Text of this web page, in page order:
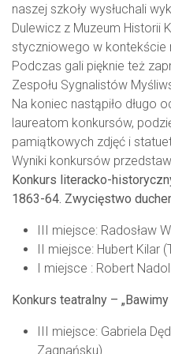
naszej szkoły wysłuchali
Dulewicz z Muzeum Historii
styczniowego w kontekście
Podczas gali pięknie też
Zespołu Sygnalistów
Na koniec nastąpiło długo
laureatom konkursów,
pamiątkowych zdjęć i
Wyniki konkursów
Konkurs literacko-
1863-64. Zwycięstwo
III miejsce: Radosław
II miejsce: Hubert Kilar
I miejsce : Robert
Konkurs teatralny –
III miejsce: Gabriela
Zagnańsku)